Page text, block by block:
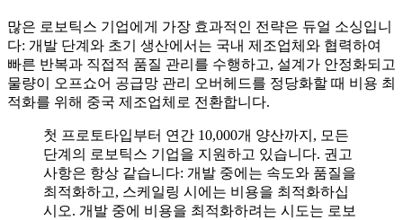
많은 로보틱스 기업에게 가장 효과적인 전략은 듀얼 소싱입니
다: 개발 단계와 초기 생산에서는 국내 제조업체와 협력하여
빠른 반복과 직접적 품질 관리를 수행하고, 설계가 안정화되고
물량이 오프쇼어 공급망 관리 오버헤드를 정당화할 때 비용 최
적화를 위해 중국 제조업체로 전환합니다.
첫 프로토타입부터 연간 10,000개 양산까지, 모든
단계의 로보틱스 기업을 지원하고 있습니다. 권고
사항은 항상 같습니다: 개발 중에는 속도와 품질을
최적화하고, 스케일링 시에는 비용을 최적화하십
시오. 개발 중에 비용을 최적화하려는 시도는 로보